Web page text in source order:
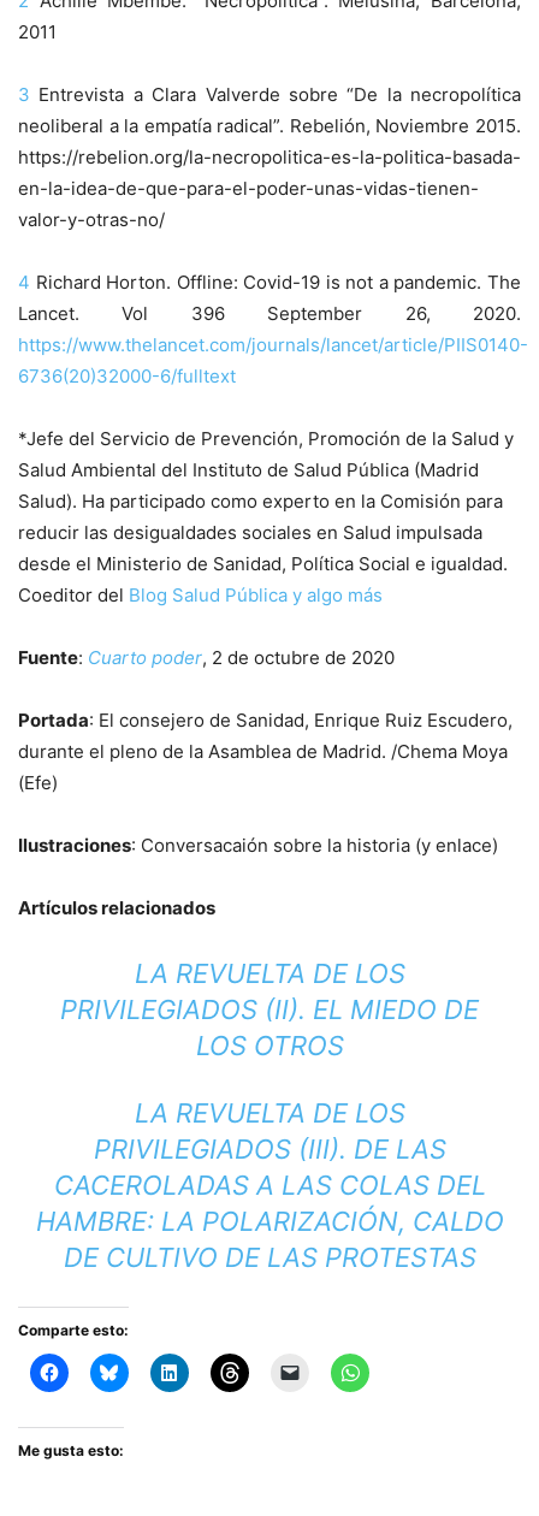
2011
3 Entrevista a Clara Valverde sobre “De la necropolítica
neoliberal a la empatía radical”. Rebelión, Noviembre 2015.
https://rebelion.org/la-necropolitica-es-la-politica-basada-
en-la-idea-de-que-para-el-poder-unas-vidas-tienen-
valor-y-otras-no/
4 Richard Horton. Offline: Covid-19 is not a pandemic. The
Lancet. Vol 396 September 26, 2020.
https://www.thelancet.com/journals/lancet/article/PIIS0140-
6736(20)32000-6/fulltext
*Jefe del Servicio de Prevención, Promoción de la Salud y
Salud Ambiental del Instituto de Salud Pública (Madrid
Salud). Ha participado como experto en la Comisión para
reducir las desigualdades sociales en Salud impulsada
desde el Ministerio de Sanidad, Política Social e igualdad.
Coeditor del Blog Salud Pública y algo más
Fuente: Cuarto poder, 2 de octubre de 2020
Portada: El consejero de Sanidad, Enrique Ruiz Escudero,
durante el pleno de la Asamblea de Madrid. /Chema Moya
(Efe)
Ilustraciones: Conversacaión sobre la historia (y enlace)
Artículos relacionados
LA REVUELTA DE LOS
PRIVILEGIADOS (II). EL MIEDO DE
LOS OTROS
LA REVUELTA DE LOS
PRIVILEGIADOS (III). DE LAS
CACEROLADAS A LAS COLAS DEL
HAMBRE: LA POLARIZACIÓN, CALDO
DE CULTIVO DE LAS PROTESTAS
Comparte esto:
Me gusta esto: